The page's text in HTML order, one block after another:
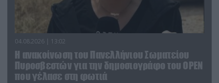
04.08.2026 | 13:02
Η ανακοίνωση του Πανελλήνιου Σωματείου
Πυροσβεστών για την δημοσιογράφο του OPEN
που γέλασε στη φωτιά